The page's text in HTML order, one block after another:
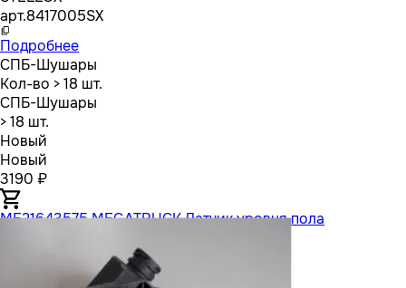
арт.8417005SX
Подробнее
СПБ-Шушары
Кол-во > 18 шт.
СПБ-Шушары
> 18 шт.
Новый
Новый
3190 ₽
ME21643575 MEGATRUCK Датчик уровня пола